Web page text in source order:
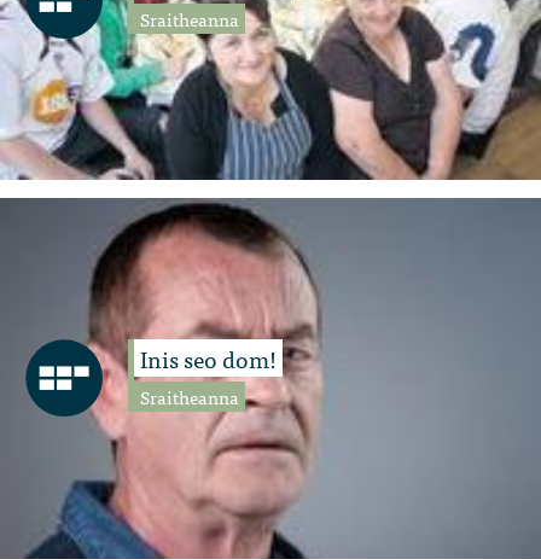
Sraitheanna
Inis seo dom!
Sraitheanna